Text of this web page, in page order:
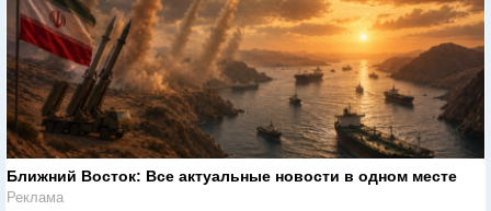
Ближний Восток: Все актуальные новости в одном месте
Реклама